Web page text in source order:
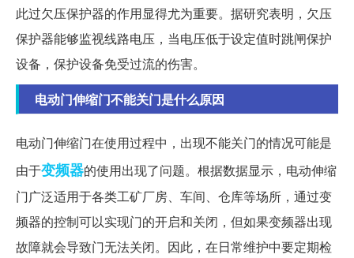
此过欠压保护器的作用显得尤为重要。据研究表明，欠压
保护器能够监视线路电压，当电压低于设定值时跳闸保护
设备，保护设备免受过流的伤害。
电动门伸缩门不能关门是什么原因
电动门伸缩门在使用过程中，出现不能关门的情况可能是
由于变频器的使用出现了问题。根据数据显示，电动伸缩
门广泛适用于各类工矿厂房、车间、仓库等场所，通过变
频器的控制可以实现门的开启和关闭，但如果变频器出现
故障就会导致门无法关闭。因此，在日常维护中要定期检